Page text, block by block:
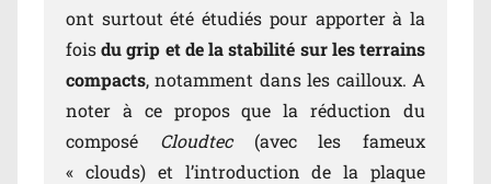
ont surtout été étudiés pour apporter à la
foisdu grip et de la stabilité sur les terrains
compacts, notamment dans les cailloux. A
noter à ce propos que la réduction du
composé Cloudtec (avec les fameux
« clouds) et l’introduction de la plaque